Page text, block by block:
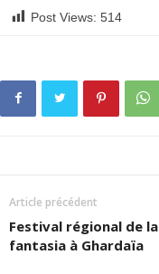
Post Views: 514
Article précédent
Festival régional de la
fantasia à Ghardaïa